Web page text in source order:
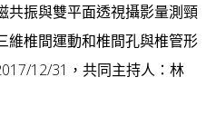
共振與雙平面透視攝影量測頸
維椎間運動和椎間孔與椎管形
12/31，共同主持人：林